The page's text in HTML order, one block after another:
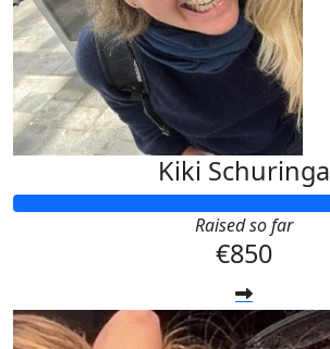
Kiki Schuringa
Raised so far
€850